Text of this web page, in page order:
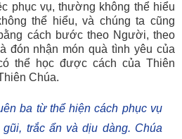
phục vụ, thường không thể hiểu
thể hiểu, và chúng ta cũng
cách bước theo Người, theo
đón nhận món quà tình yêu của
thể học được cách của Thiên
Chúa.
ba từ thể hiện cách phục vụ
trắc ẩn và dịu dàng. Chúa